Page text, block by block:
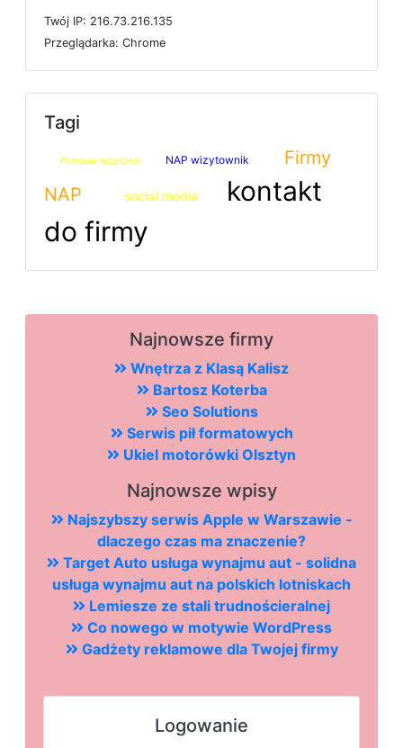
Twój IP: 216.73.216.135
Przeglądarka: Chrome
Tagi
Firmowe wizytówki NAP wizytownik
Firmy
NAP
social media
kontakt
do firmy
Najnowsze firmy
Wnętrza z Klasą Kalisz
Bartosz Koterba
Seo Solutions
Serwis pił formatowych
Ukiel motorówki Olsztyn
Najnowsze wpisy
Najszybszy serwis Apple w Warszawie -
dlaczego czas ma znaczenie?
Target Auto usługa wynajmu aut - solidna
usługa wynajmu aut na polskich lotniskach
Lemiesze ze stali trudnościeralnej
Co nowego w motywie WordPress
Gadżety reklamowe dla Twojej firmy
Logowanie